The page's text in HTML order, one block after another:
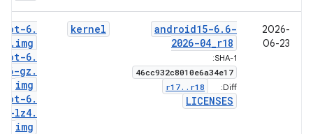
2026-
06-23
android15-6. 6-
2026-04_r18
SHA-1:
46cc932c8010e6a34e17
Diff:
r17. . r18
LICENSES
kernel
6.
. img
6.
6-gz .
img
6.
6-lz4.
img